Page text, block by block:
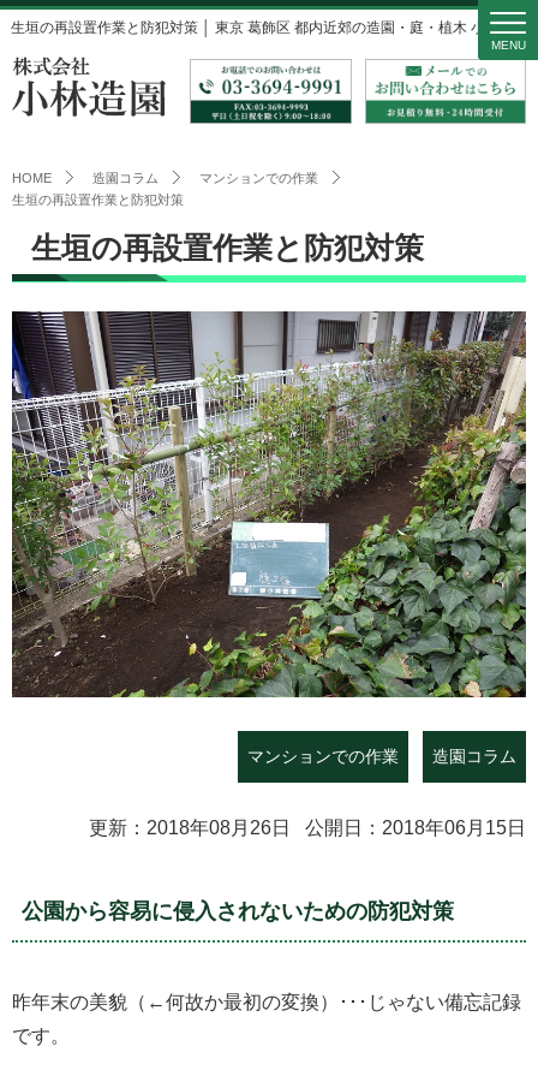
生垣の再設置作業と防犯対策 │ 東京 葛飾区 都内近郊の造園・庭・植木 小林造園
MENU
HOME 造園コラム
マンションでの作業
生垣の再設置作業と防犯対策
生垣の再設置作業と防犯対策
マンションでの作業 造園コラム
更新：2018年08月26日 公開日：2018年06月15日
公園から容易に侵入されないための防犯対策
昨年末の美貌（←何故か最初の変換）･･･じゃない備忘記録
です。